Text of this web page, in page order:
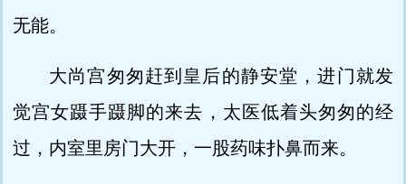
无能。
大尚宫匆匆赶到皇后的静安堂，进门就发
觉宫女蹑手蹑脚的来去，太医低着头匆匆的经
过，内室里房门大开，一股药味扑鼻而来。